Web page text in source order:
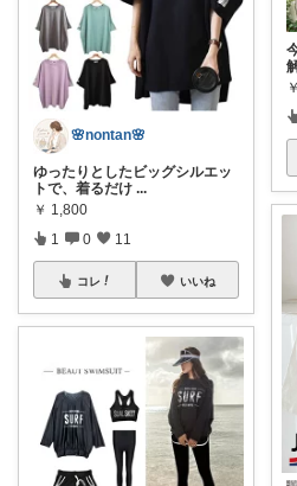
🌸nontan🌸
ゆったりとしたビッグシルエッ
トで、着るだけ ...
￥ 1,800
1 0 11
コレ いいね
￥